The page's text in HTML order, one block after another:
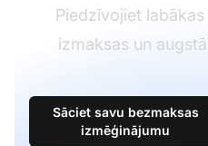
Piedzīvojiet
izmaksas un
Sāciet savu bezmaksas
izmēģinājumu